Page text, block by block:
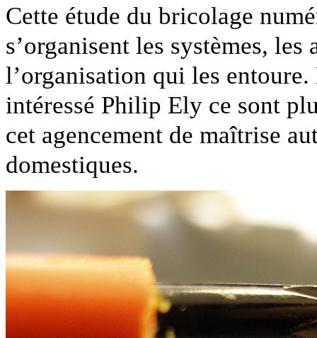
Cette étude du bricolage
s’organisent les systèmes,
l’organisation qui les
intéressé Philip Ely ce sont
cet agencement de maîtrise
domestiques.